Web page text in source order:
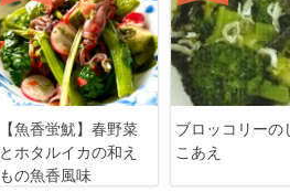
【魚香蛍魷】春野菜
とホタルイカの和え
もの魚香風味
ブロッコリーの
こあえ